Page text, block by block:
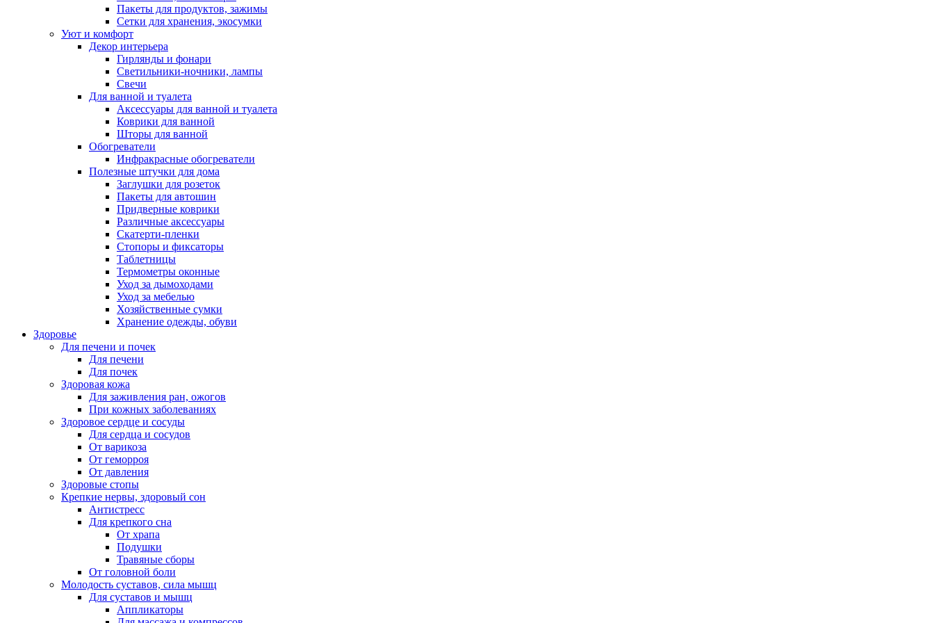
Пакеты для продуктов, зажимы
Сетки для хранения, экосумки
Уют и комфорт
Декор интерьера
Гирлянды и фонари
Светильники-ночники, лампы
Свечи
Для ванной и туалета
Аксессуары для ванной и туалета
Коврики для ванной
Шторы для ванной
Обогреватели
Инфракрасные обогреватели
Полезные штучки для дома
Заглушки для розеток
Пакеты для автошин
Придверные коврики
Различные аксессуары
Скатерти-пленки
Стопоры и фиксаторы
Таблетницы
Термометры оконные
Уход за дымоходами
Уход за мебелью
Хозяйственные сумки
Хранение одежды, обуви
Здоровье
Для печени и почек
Для печени
Для почек
Здоровая кожа
Для заживления ран, ожогов
При кожных заболеваниях
Здоровое сердце и сосуды
Для сердца и сосудов
От варикоза
От геморроя
От давления
Здоровые стопы
Крепкие нервы, здоровый сон
Антистресс
Для крепкого сна
От храпа
Подушки
Травяные сборы
От головной боли
Молодость суставов, сила мышц
Для суставов и мышц
Аппликаторы